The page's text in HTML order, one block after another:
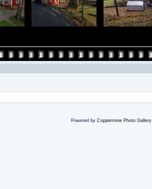
Powered by Coppermine Photo Gallery